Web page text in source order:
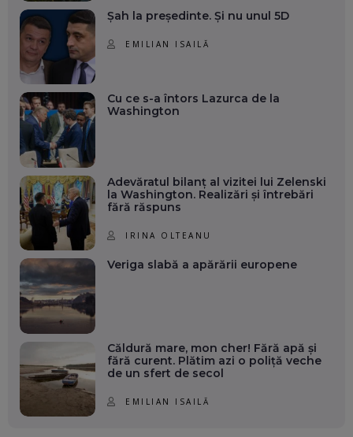
Șah la președinte. Și nu unul 5D
EMILIAN ISAILĂ
Cu ce s-a întors Lazurca de la
Washington
Adevăratul bilanț al vizitei lui Zelenski
la Washington. Realizări și întrebări
fără răspuns
IRINA OLTEANU
Veriga slabă a apărării europene
Căldură mare, mon cher! Fără apă și
fără curent. Plătim azi o poliță veche
de un sfert de secol
EMILIAN ISAILĂ